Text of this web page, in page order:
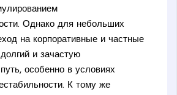
Однако для небольших
на корпоративные и частные
и зачастую
особенно в условиях
К тому же